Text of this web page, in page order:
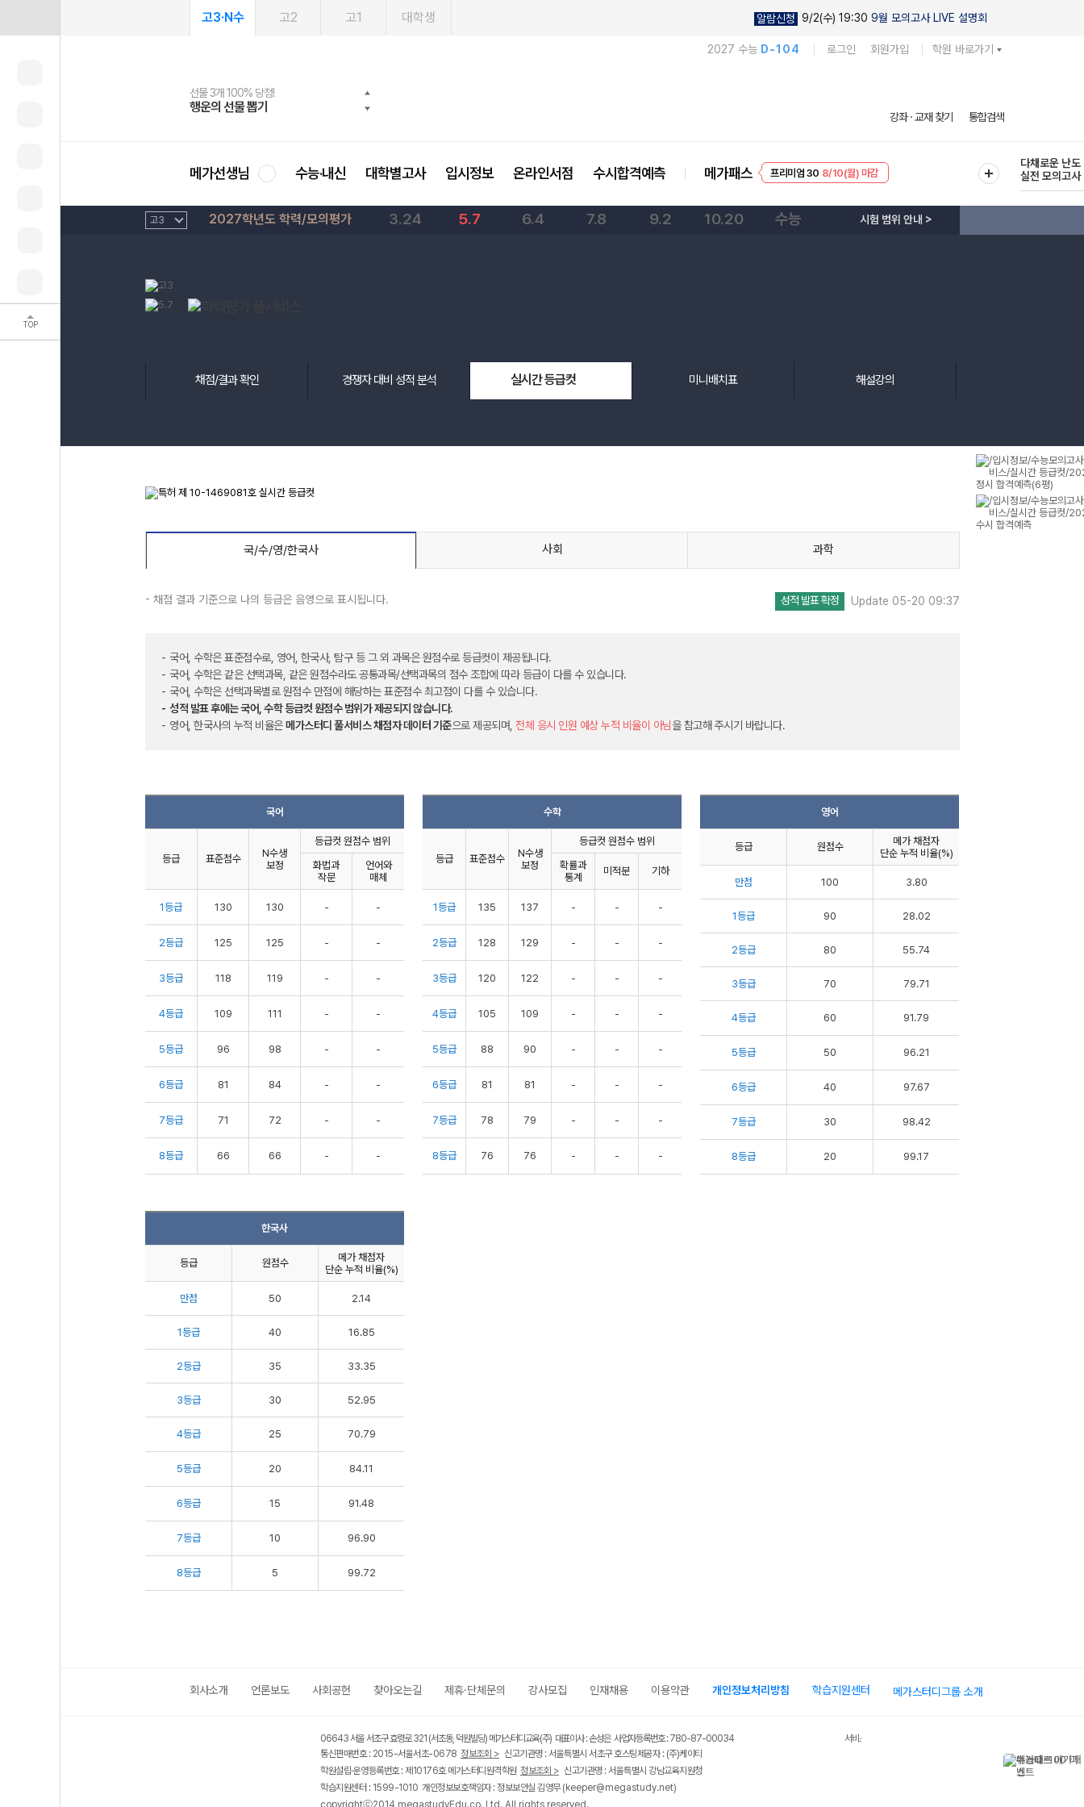
TOP
고3·N수 고2 고1 대학생 알람신청 9/2(수) 19:30 9월 모의고사 LIVE 설명회
2027 수능 D-104 로그인 회원가입 학원 바로가기
선물 3개 100% 당첨!
행운의 선물 뽑기
선물 100% 증정!
메가스터디 X 올리브
여름방학 스터디 캐시백
메가런 썸머스쿨
2027 러셀 단과
강사 공개선발
스마트러닝앱
설문 EVENT
메가패스
3일 무료 체험권
메가패스 수강생 무료혜택!
메가클럽 멤버십
사회공헌 캠페인
희망이룸 메가나눔
강좌 · 교재 찾기 통합검색
메가선생님 수능·내신 대학별고사 입시정보 온라인서점 수시합격예측 메가패스
EVENT 8/10(월) 마감
다채로운 난도
실전 모의고사
2027학년도 학력/모의평가 3.24 5.7 6.4 7.8 9.2 10.20 수능 시험 범위 안내 >
채점/결과 확인 경쟁자 대비 성적 분석 실시간 등급컷 미니배치표 해설강의
국/수/영/한국사 사회 과학
- 채점 결과 기준으로 나의 등급은 음영으로 표시됩니다. 성적 발표 확정 Update 05-20 09:37
국어, 수학은 표준점수로, 영어, 한국사, 탐구 등 그 외 과목은 원점수로 등급컷이 제공됩니다.
국어, 수학은 같은 선택과목, 같은 원점수라도 공통과목/선택과목의 점수 조합에 따라 등급이 다를 수 있습니다.
국어, 수학은 선택과목별로 원점수 만점에 해당하는 표준점수 최고점이 다를 수 있습니다.
성적 발표 후에는 국어, 수학 등급컷 원점수 범위가 제공되지 않습니다.
영어, 한국사의 누적 비율은메가스터디 풀서비스 채점자 데이터 기준으로 제공되며, 전체 응시 인원 예상 누적 비율이 아님을 참고해 주시기 바랍니다.
국어
등급 표준점수
N수생
보정
등급컷 원점수 범위
화법과
작문
언어와
매체
1등급 130 130 - -
2등급 125 125 - -
3등급 118 119 - -
4등급 109 111 - -
5등급 96 98 - -
6등급 81 84 - -
7등급 71 72 - -
8등급 66 66 - -
수학
등급 표준점수
N수생
보정
등급컷 원점수 범위
확률과
통계
미적분 기하
1등급 135 137 - - -
2등급 128 129 - - -
3등급 120 122 - - -
4등급 105 109 - - -
5등급 88 90 - - -
6등급 81 81 - - -
7등급 78 79 - - -
8등급 76 76 - - -
영어
등급 원점수
메가 채점자
단순 누적 비율(%)
만점 100 3.80
1등급 90 28.02
2등급 80 55.74
3등급 70 79.71
4등급 60 91.79
5등급 50 96.21
6등급 40 97.67
7등급 30 98.42
8등급 20 99.17
한국사
등급 원점수
메가 채점자
단순 누적 비율(%)
만점 50 2.14
1등급 40 16.85
2등급 35 33.35
3등급 30 52.95
4등급 25 70.79
5등급 20 84.11
6등급 15 91.48
7등급 10 96.90
8등급 5 99.72
회사소개 언론보도 사회공헌 찾아오는길 제휴·단체문의 강사모집 인재채용 이용약관 개인정보처리방침 학습지원센터 메가스터디그룹 소개
06643 서울 서초구 효령로 321 (서초동, 덕원빌딩) 메가스터디교육(주) 대표이사 : 손성은 사업자등록번호 : 780-87-00034
통신판매번호 : 2015-서울서초-0678 정보조회 > 신고기관명 : 서울특별시 서초구 호스팅제공자 : (주)케이티
학원설립·운영등록번호 : 제10176호 메가스터디원격학원 정보조회 > 신고기관명 : 서울특별시 강남교육지원청
학습지원센터 : 1599-1010 개인정보보호책임자 : 정보보안실 김영무(keeper@megastudy.net)
copyrightⓒ2014 megastudyEdu.co.,Ltd. All rights reserved.
서비스 가입사실 확인